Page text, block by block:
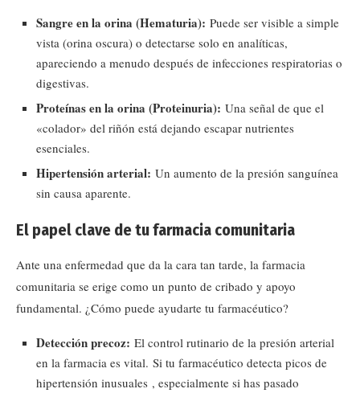
Sangre en la orina (Hematuria): Puede ser visible a simple
vista (orina oscura) o detectarse solo en analíticas,
apareciendo a menudo después de infecciones respiratorias o
digestivas.
Proteínas en la orina (Proteinuria): Una señal de que el
«colador» del riñón está dejando escapar nutrientes
esenciales.
Hipertensión arterial: Un aumento de la presión sanguínea
sin causa aparente.
El papel clave de tu farmacia comunitaria
Ante una enfermedad que da la cara tan tarde, la farmacia
comunitaria se erige como un punto de cribado y apoyo
fundamental. ¿Cómo puede ayudarte tu farmacéutico?
Detección precoz: El control rutinario de la presión arterial
en la farmacia es vital. Si tu farmacéutico detecta picos de
hipertensión inusuales , especialmente si has pasado